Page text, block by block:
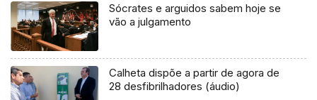
Sócrates e arguidos sabem hoje se
vão a julgamento
Calheta dispõe a partir de agora de
28 desfibrilhadores (áudio)